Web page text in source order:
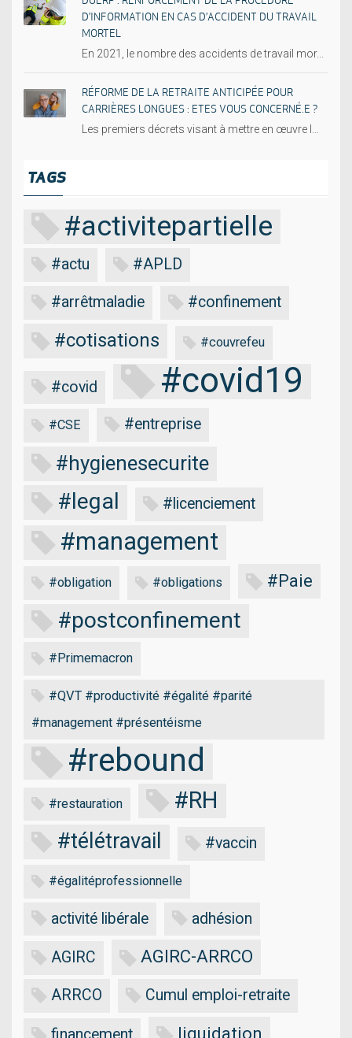
D’INFORMATION EN CAS D’ACCIDENT DU TRAVAIL
MORTEL
En 2021, le nombre des accidents de travail mor...
RÉFORME DE LA RETRAITE ANTICIPÉE POUR
CARRIÈRES LONGUES : ETES VOUS CONCERNÉ.E ?
Les premiers décrets visant à mettre en œuvre l...
TAGS
#activitepartielle
#actu #APLD
#arrêtmaladie #confinement
#cotisations #couvrefeu
#covid #covid19
#CSE #entreprise
#hygienesecurite
#legal #licenciement
#management
#obligation #obligations #Paie
#postconfinement
#Primemacron
#QVT #productivité #égalité #parité
#management #présentéisme
#rebound
#restauration #RH
#télétravail #vaccin
#égalitéprofessionnelle
activité libérale adhésion
AGIRC AGIRC-ARRCO
ARRCO Cumul emploi-retraite
liquidation